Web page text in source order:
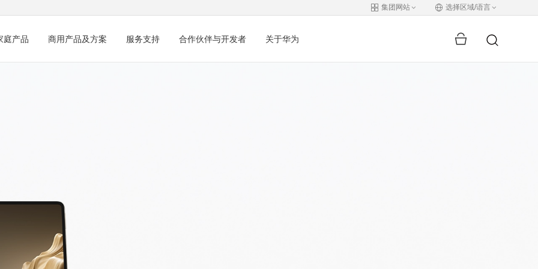
集团网站 选择区域/语言
庭产品 商用产品及方案 服务支持 合作伙伴与开发者 关于华为